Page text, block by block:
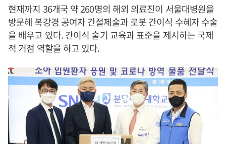
현재까지 36개국 약 260명의 해외 의료진이 서울대병원을
방문해 복강경 공여자 간절제술과 로봇 간이식 수혜자 수술
을 배우고 있다. 간이식 술기 교육과 표준을 제시하는 국제
적 거점 역할을 하고 있다.